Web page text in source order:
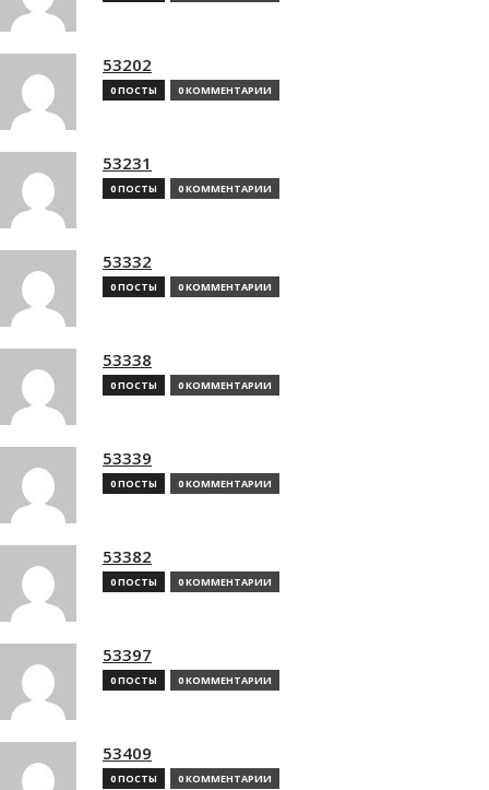
53202
0 ПОСТЫ 0 КОММЕНТАРИИ
53231
0 ПОСТЫ 0 КОММЕНТАРИИ
53332
0 ПОСТЫ 0 КОММЕНТАРИИ
53338
0 ПОСТЫ 0 КОММЕНТАРИИ
53339
0 ПОСТЫ 0 КОММЕНТАРИИ
53382
0 ПОСТЫ 0 КОММЕНТАРИИ
53397
0 ПОСТЫ 0 КОММЕНТАРИИ
53409
0 ПОСТЫ 0 КОММЕНТАРИИ